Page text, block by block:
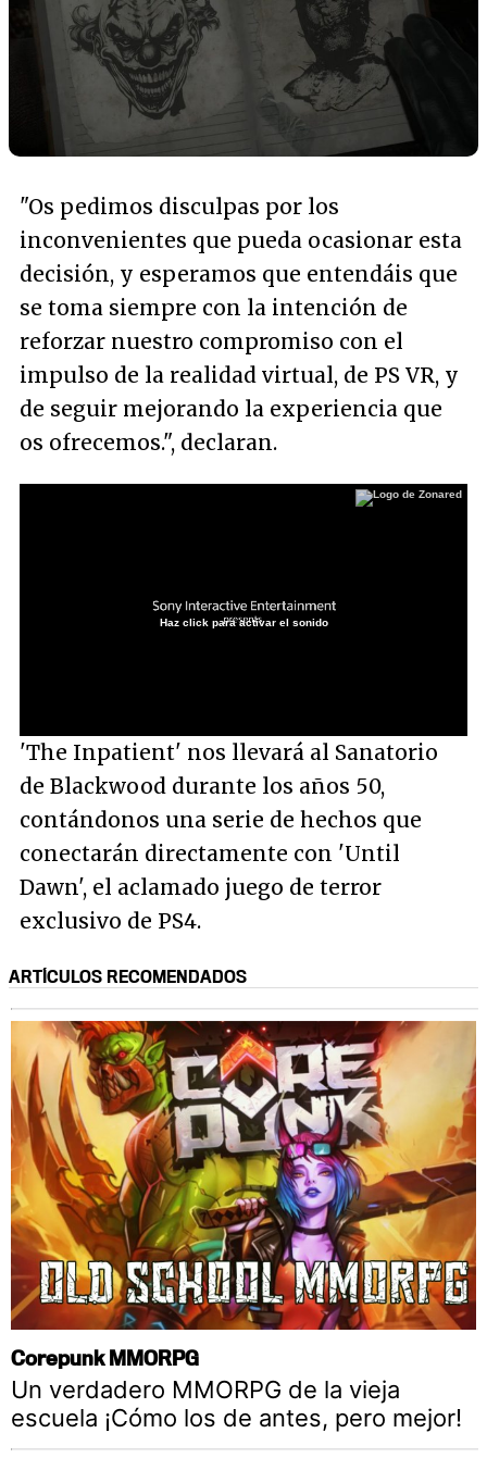
"Os pedimos disculpas por los
inconvenientes que pueda ocasionar esta
decisión, y esperamos que entendáis que
se toma siempre con la intención de
reforzar nuestro compromiso con el
impulso de la realidad virtual, de PS VR, y
de seguir mejorando la experiencia que
os ofrecemos.", declaran.
Haz click para activar el sonido
'The Inpatient' nos llevará al Sanatorio
de Blackwood durante los años 50,
contándonos una serie de hechos que
conectarán directamente con 'Until
Dawn', el aclamado juego de terror
exclusivo de PS4.
ARTÍCULOS RECOMENDADOS
Corepunk MMORPG
Un verdadero MMORPG de la vieja
escuela ¡Cómo los de antes, pero mejor!